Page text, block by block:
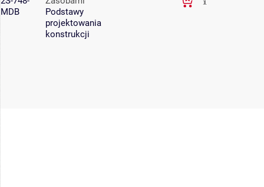
MDB
Podstawy
projektowania
konstrukcji